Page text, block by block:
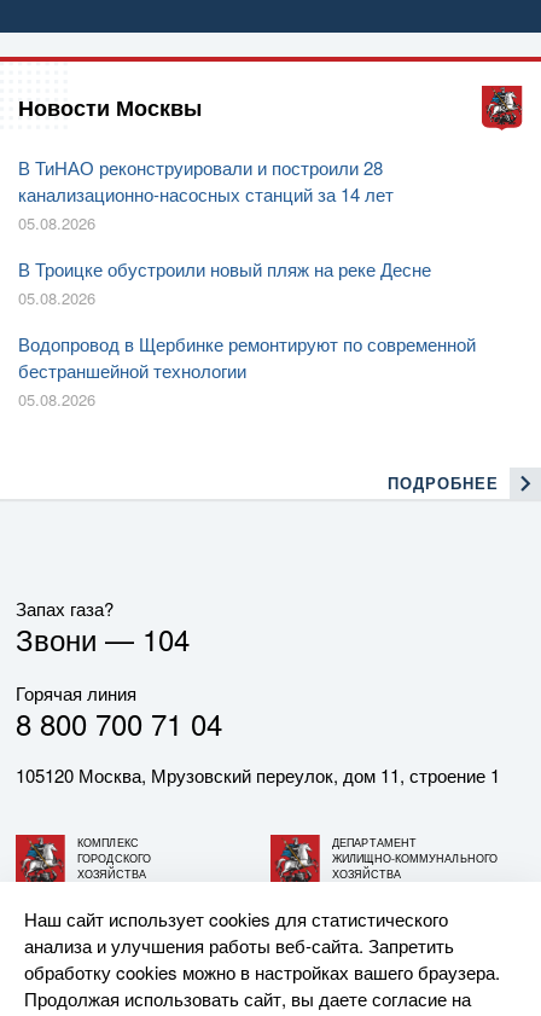
Новости Москвы
В ТиНАО реконструировали и построили 28
канализационно-насосных станций за 14 лет
05.08.2026
В Троицке обустроили новый пляж на реке Десне
05.08.2026
Водопровод в Щербинке ремонтируют по современной
бестраншейной технологии
05.08.2026
ПОДРОБНЕЕ
Запах газа?
Звони — 104
Горячая линия
8 800 700 71 04
105120 Москва, Мрузовский переулок, дом 11, строение 1
КОМПЛЕКС
ГОРОДСКОГО
ХОЗЯЙСТВА
ДЕПАРТАМЕНТ
ЖИЛИЩНО-КОММУНАЛЬНОГО
ХОЗЯЙСТВА
© АО «МОСГАЗ», 2026. При использовании материалов
ссылка на сайт обязательна.
Наш сайт использует cookies для статистического
анализа и улучшения работы веб-сайта. Запретить
обработку cookies можно в настройках вашего браузера.
Продолжая использовать сайт, вы даете согласие на